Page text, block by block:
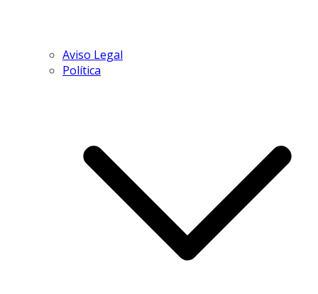
Aviso Legal
Política